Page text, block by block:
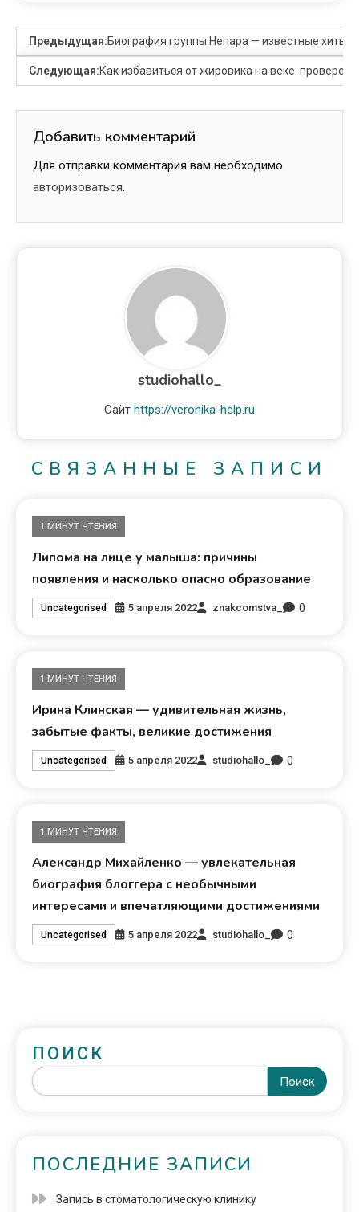
Предыдущая:Биография группы Непара — известные хиты,
Следующая:Как избавиться от жировика на веке:
Добавить комментарий
Для отправки комментария вам необходимо
авторизоваться.
studiohallo_
Сайт https://veronika-help.ru
СВЯЗАННЫЕ ЗАПИСИ
1 МИНУТ ЧТЕНИЯ
Липома на лице у малыша: причины
появления и насколько опасно образование
Uncategorised 5 апреля 2022 znakcomstva_ 0
1 МИНУТ ЧТЕНИЯ
Ирина Клинская — удивительная жизнь,
забытые факты, великие достижения
Uncategorised 5 апреля 2022 studiohallo_ 0
1 МИНУТ ЧТЕНИЯ
Александр Михайленко — увлекательная
биография блоггера с необычными
интересами и впечатляющими достижениями
Uncategorised 5 апреля 2022 studiohallo_ 0
ПОИСК
Поиск
ПОСЛЕДНИЕ ЗАПИСИ
Запись в стоматологическую клинику